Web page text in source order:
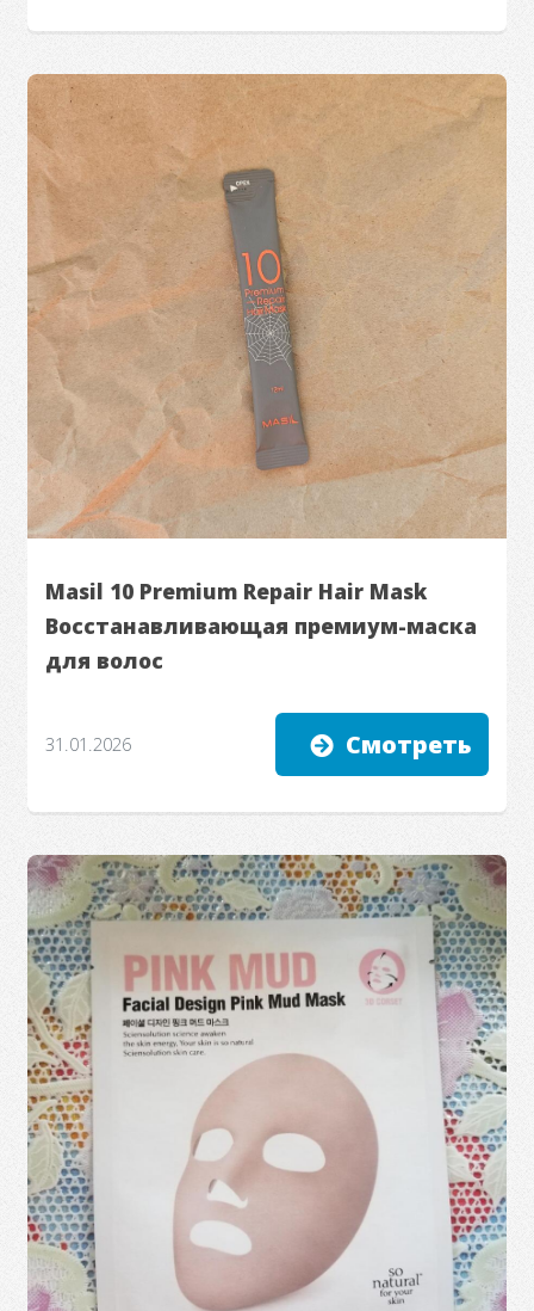
Masil 10 Premium Repair Hair Mask
Восстанавливающая премиум-маска
для волос
31.01.2026 Смотреть